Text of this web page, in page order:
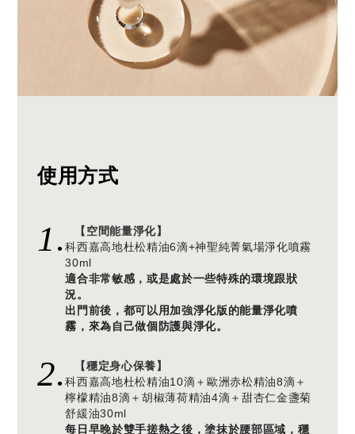
使用方式
1.
【空間能量淨化】
科西嘉高地杜松精油6滴+神聖純菁氣場淨化噴霧
30ml
適合非常敏感，或是處於一些特殊的環境跟狀
況。
出門前後，都可以用加強淨化版的能量淨化噴
霧，來為自己做個防護與淨化。
2.
【穩定身心保養】
科西嘉高地杜松精油10滴＋歐洲赤松精油8滴＋
檸檬精油8滴＋胡椒薄荷精油4滴＋甜杏仁金盞菊
舒緩油30ml
每日早晚於雙手搓熱之後，塗抹於腰部區域，穩